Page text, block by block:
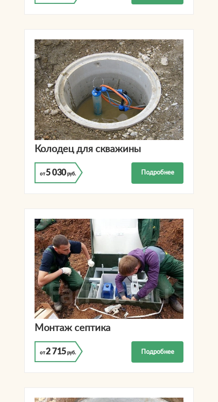
Колодец для скважины
от5 030 руб. Подробнее
Монтаж септика
от2 715 руб. Подробнее